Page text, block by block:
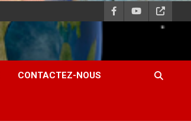
CONTACTEZ-NOUS